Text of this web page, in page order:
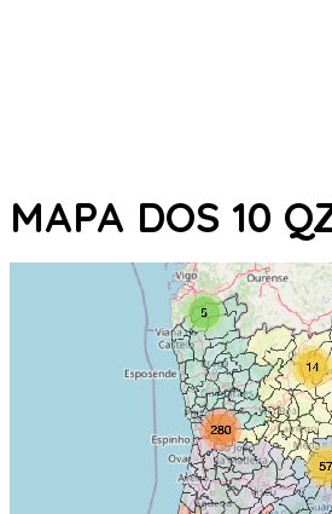
MAPA DOS 10